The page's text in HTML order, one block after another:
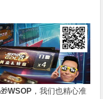
🎁WSOP ，我们也精心准